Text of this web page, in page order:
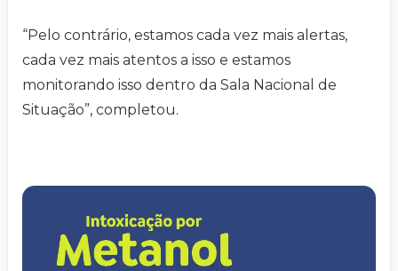
“Pelo contrário, estamos cada vez mais alertas,
cada vez mais atentos a isso e estamos
monitorando isso dentro da Sala Nacional de
Situação”, completou.